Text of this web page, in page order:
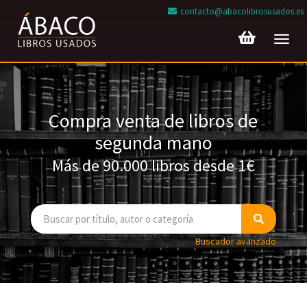
contacto@abacolibrosusados.es
Compra venta de libros de
segunda mano
Más de 90.000 libros desde 1€
Buscador avanzado